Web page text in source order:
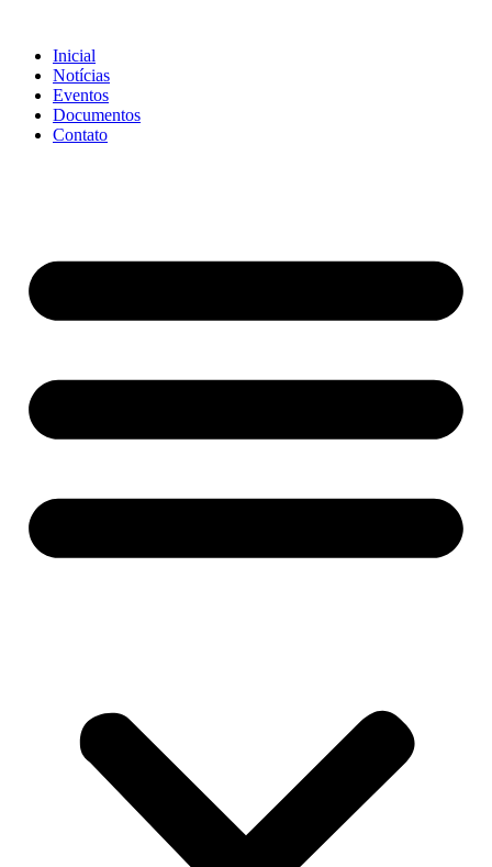
conteúdo
Inicial
Notícias
Eventos
Documentos
Contato